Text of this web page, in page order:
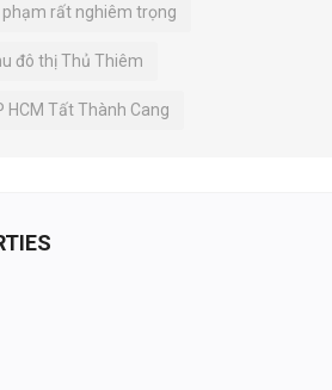
rất nghiêm trọng
đô thị Thủ Thiêm
HCM Tất Thành Cang